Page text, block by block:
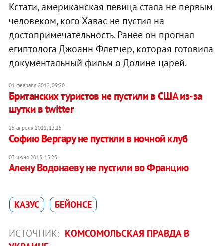
Кстати, американская певица стала не первым
человеком, кого Хавас не пустил на
достопримечательность. Ранее он прогнал
египтолога Джоанн Флетчер, которая готовила
документальный фильм о Долине царей.
01 февраля 2012, 09:20
Британских туристов не пустили в США из-за
шутки в twitter
25 апреля 2012, 13:15
Софию Вергару не пустили в ночной клуб
03 июня 2013, 15:23
Алену Водонаеву не пустили во Францию
КАЗУС БЕЙОНСЕ
ИСТОЧНИК: КОМСОМОЛЬСКАЯ ПРАВДА В